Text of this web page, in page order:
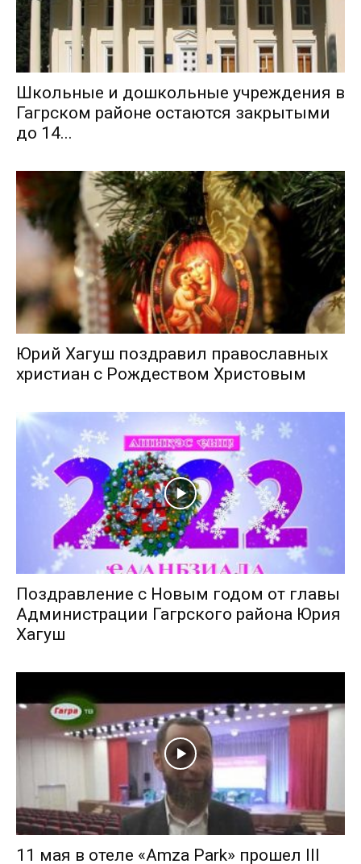
Школьные и дошкольные учреждения в
Гагрском районе остаются закрытыми
до 14...
Юрий Хагуш поздравил православных
христиан с Рождеством Христовым
Поздравление с Новым годом от главы
Администрации Гагрского района Юрия
Хагуш
11 мая в отеле «Amza Park» прошел III